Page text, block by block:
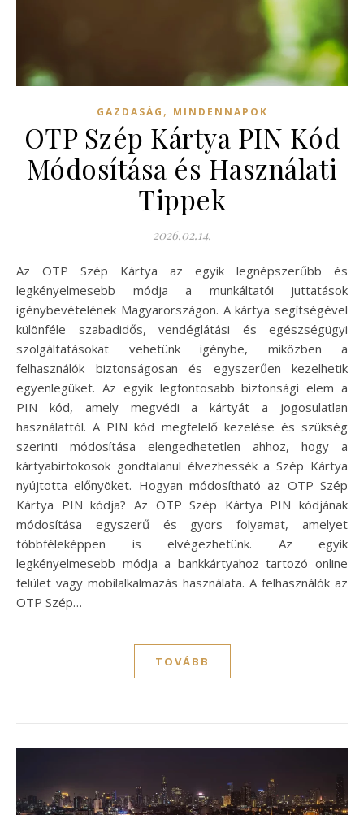
GAZDASÁG , MINDENNAPOK
OTP Szép Kártya PIN Kód
Módosítása és Használati
Tippek
2026.02.14.
Az OTP Szép Kártya az egyik legnépszerűbb és
legkényelmesebb módja a munkáltatói juttatások
igénybevételének Magyarországon. A kártya segítségével
különféle szabadidős, vendéglátási és egészségügyi
szolgáltatásokat vehetünk igénybe, miközben a
felhasználók biztonságosan és egyszerűen kezelhetik
egyenlegüket. Az egyik legfontosabb biztonsági elem a
PIN kód, amely megvédi a kártyát a jogosulatlan
használattól. A PIN kód megfelelő kezelése és szükség
szerinti módosítása elengedhetetlen ahhoz, hogy a
kártyabirtokosok gondtalanul élvezhessék a Szép Kártya
nyújtotta előnyöket. Hogyan módosítható az OTP Szép
Kártya PIN kódja? Az OTP Szép Kártya PIN kódjának
módosítása egyszerű és gyors folyamat, amelyet
többféleképpen is elvégezhetünk. Az egyik
legkényelmesebb módja a bankkártyahoz tartozó online
felület vagy mobilalkalmazás használata. A felhasználók az
OTP Szép…
TOVÁBB